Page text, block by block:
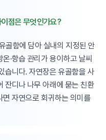
점은 무엇인가요?
골함에 담아 실내의 지정된 안
·항습 관리가 용이하고 날씨
습니다. 자연장은 유골함을 사
잔디나 나무 아래에 묻는 친환
자연으로 회귀하는 의미를